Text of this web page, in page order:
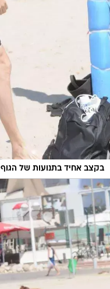
בקצב אחיד בתנועות של הגוף